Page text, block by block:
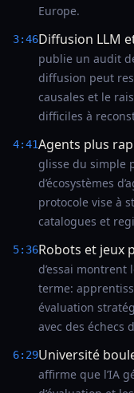
Europe.
3:46Diffusion LLM
publie un audit
diffusion peut
causales et le
difficiles à
4:41Agents plus
glisse du simple
d’écosystèmes
protocole vise à
catalogues et
5:36Robots et jeux
d’essai
terme:
évaluation
avec des échecs
6:29Université
affirme que l’IA